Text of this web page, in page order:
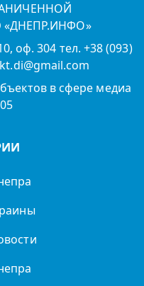
оф. 304 тел. +38 (093)
в сфере медиа